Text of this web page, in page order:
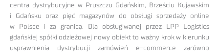
centra dystrybucyjne w Pruszczu Gdańskim, Brześciu Kujawskim
i Gdańsku oraz pięć magazynów do obsługi sprzedaży online
w Polsce i za granicą. Dla obsługiwanej przez LPP Logistics
gdańskiej spółki odzieżowej nowy obiekt to ważny krok w kierunku
usprawnienia dystrybucji zamówień e-commerce zarówno